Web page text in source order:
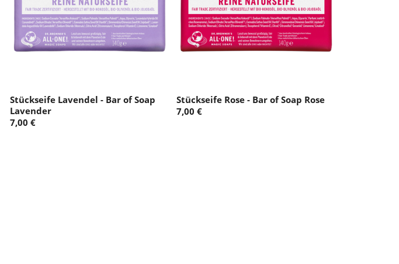
Stückseife Lavendel - Bar of Soap
Lavender
7,00 €
Stückseife Rose - Bar of Soap Rose
7,00 €